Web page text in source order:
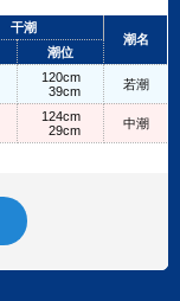
干潮
潮名
潮位
120cm
39cm
若潮
124cm
29cm
中潮